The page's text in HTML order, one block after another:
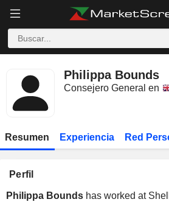
Philippa Bounds
Consejero General en
Resumen Experiencia Red
Perfil
Philippa Bounds has worked at